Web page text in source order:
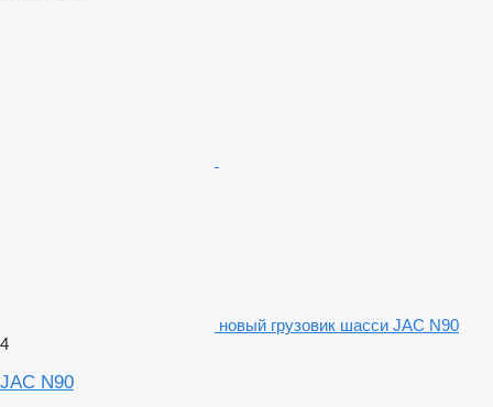
новый грузовик шасси JAC N90
4
JAC N90